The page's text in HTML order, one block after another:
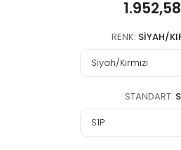
RENK: SIYAH/
STANDART: